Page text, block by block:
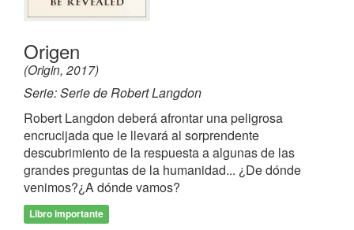
Origen
(Origin, 2017)
Serie: Serie de Robert Langdon
Robert Langdon deberá afrontar una peligrosa
encrucijada que le llevará al sorprendente
descubrimiento de la respuesta a algunas de las
grandes preguntas de la humanidad... ¿De dónde
venimos?¿A dónde vamos?
Libro importante